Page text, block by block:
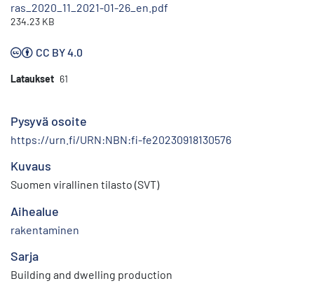
ras_2020_11_2021-01-26_en.pdf
234.23 KB
CC BY 4.0
Lataukset 61
Pysyvä osoite
https://urn.fi/URN:NBN:fi-fe20230918130576
Kuvaus
Suomen virallinen tilasto (SVT)
Aihealue
rakentaminen
Sarja
Building and dwelling production